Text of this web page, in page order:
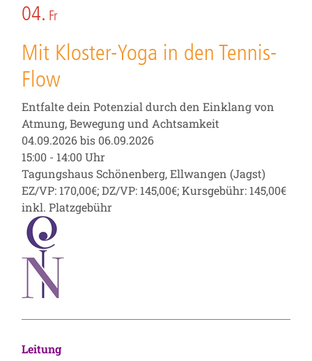
04. Fr
Mit Kloster-Yoga in den Tennis-
Flow
Entfalte dein Potenzial durch den Einklang von
Atmung, Bewegung und Achtsamkeit
04.09.2026 bis 06.09.2026
15:00 - 14:00 Uhr
Tagungshaus Schönenberg, Ellwangen (Jagst)
EZ/VP: 170,00€; DZ/VP: 145,00€; Kursgebühr: 145,00€
inkl. Platzgebühr
Leitung